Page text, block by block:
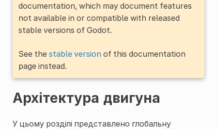
documentation, which may document features
not available in or compatible with released
stable versions of Godot.
See the stable versionof this documentation
page instead.
Архітектура двигуна
У цьому розділі представлено глобальну